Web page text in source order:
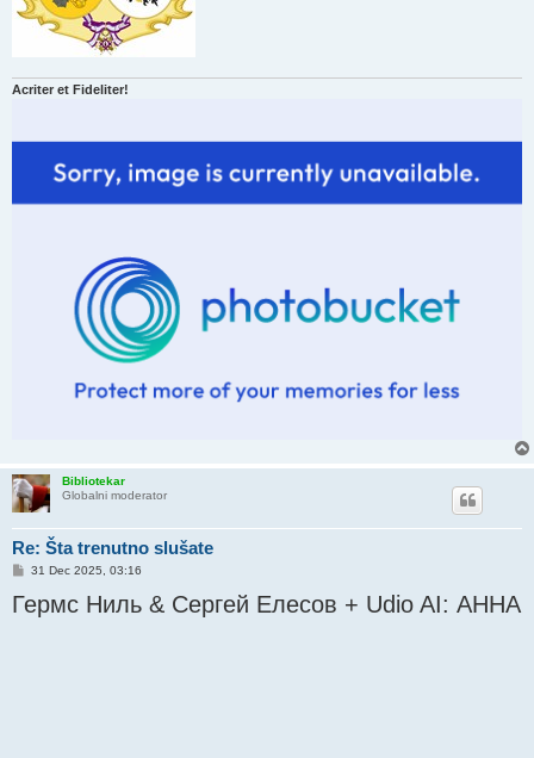
Acriter et Fideliter!
Bibliotekar
Globalni moderator
Re: Šta trenutno slušate
P
s
t
31 Dec 2025, 03:16
Гермс Ниль & Сергей Елесов + Udio AI: АННА